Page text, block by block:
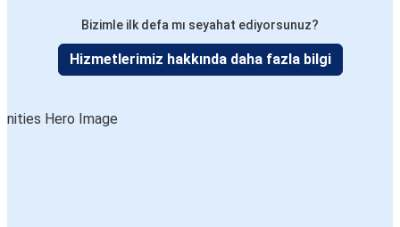
Bizimle ilk defa mı seyahat ediyorsunuz?
Hizmetlerimiz hakkında daha fazla bilgi